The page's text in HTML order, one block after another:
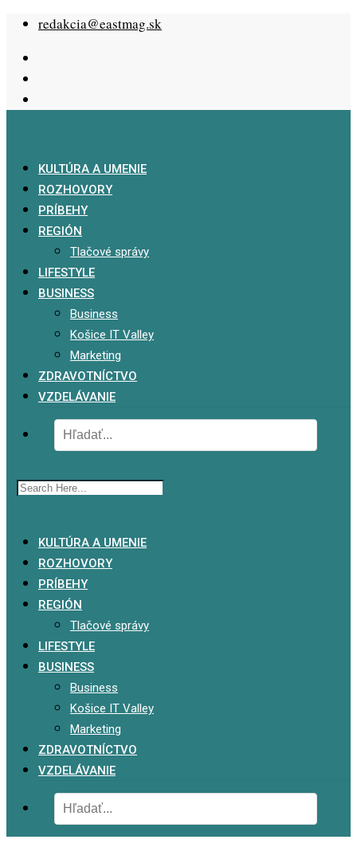
Skip
content
redakcia@eastmag.sk
KULTÚRA A UMENIE
ROZHOVORY
PRÍBEHY
REGIÓN
Tlačové správy
LIFESTYLE
BUSINESS
Business
Košice IT Valley
Marketing
ZDRAVOTNÍCTVO
VZDELÁVANIE
KULTÚRA A UMENIE
ROZHOVORY
PRÍBEHY
REGIÓN
Tlačové správy
LIFESTYLE
BUSINESS
Business
Košice IT Valley
Marketing
ZDRAVOTNÍCTVO
VZDELÁVANIE